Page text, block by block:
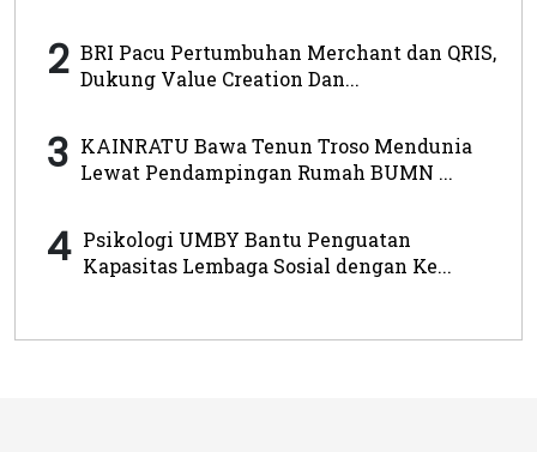
2 BRI Pacu Pertumbuhan Merchant dan QRIS,
Dukung Value Creation Dan...
3 KAINRATU Bawa Tenun Troso Mendunia
Lewat Pendampingan Rumah BUMN ...
4 Psikologi UMBY Bantu Penguatan
Kapasitas Lembaga Sosial dengan Ke...